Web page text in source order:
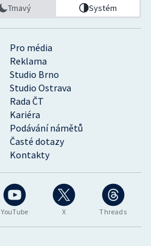
YouTube X Threads
Pro média
Reklama
Studio Brno
Studio Ostrava
Rada ČT
Kariéra
Podávání námětů
Časté dotazy
Kontakty
Tmavý Systém